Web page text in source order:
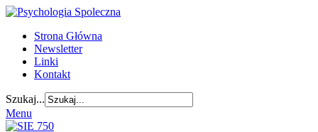
Strona Główna
Newsletter
Linki
Kontakt
Szukaj...
Menu